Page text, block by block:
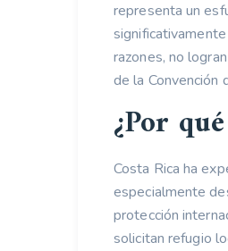
representa un
razones, no
de la Convención
¿Por
Costa Rica ha
especialmente
protección
solicitan refugio